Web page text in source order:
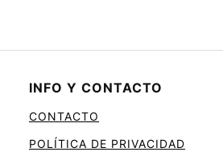
INFO Y CONTACTO
CONTACTO
POLÍTICA DE PRIVACIDAD